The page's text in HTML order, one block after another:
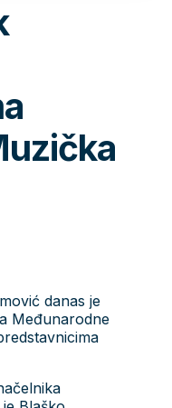
danas je
Međunarodne